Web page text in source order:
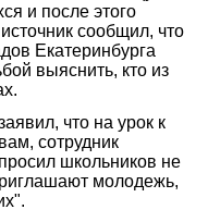
и после этого
сообщил, что
Екатеринбурга
выяснить, кто из
что на урок к
сотрудник
школьников не
молодежь,